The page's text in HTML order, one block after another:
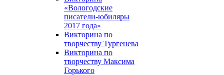
«Вологодские
писатели-юбиляры
2017 года»
Викторина по
творчеству Тургенева
Викторина по
творчеству Максима
Горького